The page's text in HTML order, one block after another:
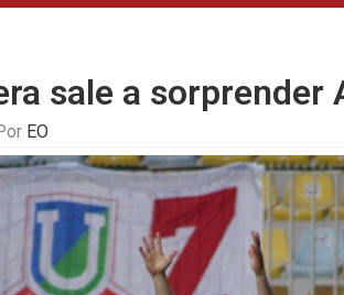
sale a sorprender
EO